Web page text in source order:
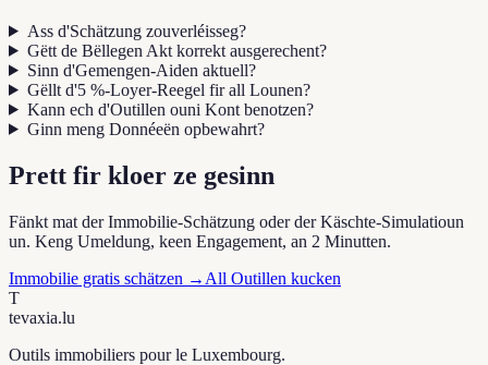
Ass d'Schätzung zouverléisseg?
Gëtt de Bëllegen Akt korrekt ausgerechent?
Sinn d'Gemengen-Aiden aktuell?
Gëllt d'5 %-Loyer-Reegel fir all Lounen?
Kann ech d'Outillen ouni Kont benotzen?
Ginn meng Donnéeën opbewahrt?
Prett fir kloer ze gesinn
Fänkt mat der Immobilie-Schätzung oder der Käschte-Simulatioun
un. Keng Umeldung, keen Engagement, an 2 Minutten.
Immobilie gratis schätzen → All Outillen kucken
T
tevaxia.lu
Outils immobiliers pour le Luxembourg.